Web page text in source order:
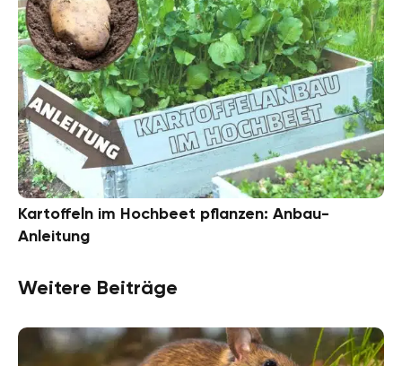
Kartoffeln im Hochbeet pflanzen: Anbau-
Anleitung
Weitere Beiträge